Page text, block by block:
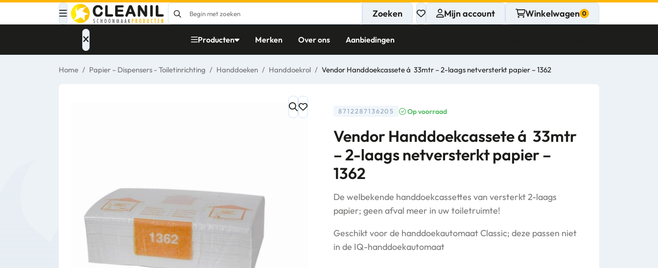
Mijn account Winkelwagen
Zoeken
Producten
Glasbewassing
Bedrijfsbenodigdheden
advies
nodig?
Merken Over ons Aanbiedingen
Home / Papier – Dispensers - Toiletinrichting / Handdoeken / Handdoekrol / Vendor Handdoekcassete á 33mtr – 2-laags netversterkt papier – 1362
8712287136205 Op voorraad
Vendor Handdoekcassete á 33mtr
– 2-laags netversterkt papier –
1362
De welbekende handdoekcassettes van versterkt 2-laags
papier; geen afval meer in uw toiletruimte!
Geschikt voor de handdoekautomaat Classic; deze passen niet
in de IQ-handdoekautomaat